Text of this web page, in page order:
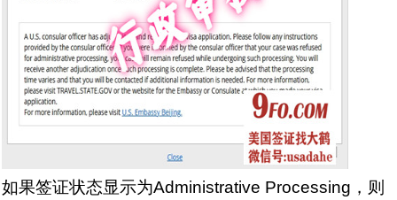
如果签证状态显示为Administrative Processing，则